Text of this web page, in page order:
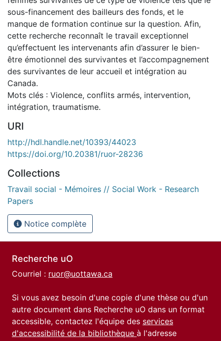
sous-financement des bailleurs des fonds, et le
manque de formation continue sur la question. Afin,
cette recherche reconnaît le travail exceptionnel
qu’effectuent les intervenants afin d’assurer le bien-
être émotionnel des survivantes et l’accompagnement
des survivantes de leur accueil et intégration au
Canada.
Mots clés : Violence, conflits armés, intervention,
intégration, traumatisme.
URI
http://hdl.handle.net/10393/44023
https://doi.org/10.20381/ruor-28236
Collections
Travail social - Mémoires // Social Work - Research
Papers
Notice complète
Recherche uO
Courriel : ruor@uottawa.ca
Si vous avez besoin d'une copie d'une thèse ou d'un
autre document dans Recherche uO dans un format
accessible, contactez l'équipe des services
d'accessibilité de la bibliothèque à l'adresse